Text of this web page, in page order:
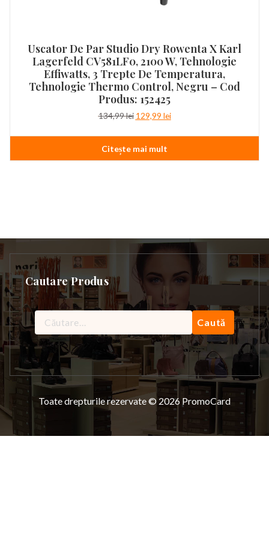
Uscator De Par Studio Dry Rowenta X Karl
Lagerfeld CV581LF0, 2100 W, Tehnologie
Effiwatts, 3 Trepte De Temperatura,
Tehnologie Thermo Control, Negru – Cod
Produs: 152425
134,99lei Prețul
a
fost:
134,99 lei.
129,99 leiPrețul
este:
Citește mai mult
Cautare Produs
Caută
după:
Toate drepturile rezervate © 2026 PromoCard